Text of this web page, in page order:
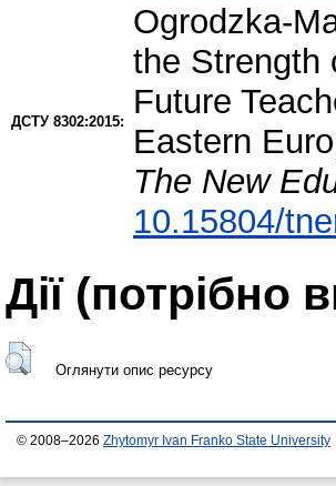
ДСТУ 8302:2015:
Ogrodzka-
the Strength
Future
Eastern
The New
10.15804/
Дії ​​(потрібно
Оглянути опис ресурсу
© 2008–2026 Zhytomyr Ivan Franko State University